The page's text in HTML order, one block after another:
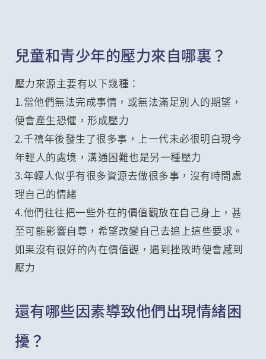
兒童和青少年的壓力來自哪裏？
壓力來源主要有以下幾種：
1.當他們無法完成事情，或無法滿足別人的期望，
便會產生恐懼，形成壓力
2.千禧年後發生了很多事，上一代未必很明白現今
年輕人的處境，溝通困難也是另一種壓力
3.年輕人似乎有很多資源去做很多事，沒有時間處
理自己的情緒
4.他們往往把一些外在的價值觀放在自己身上，甚
至可能影響自尊，希望改變自己去追上這些要求。
如果沒有很好的內在價值觀，遇到挫敗時便會感到
壓力
還有哪些因素導致他們出現情緒困
擾？